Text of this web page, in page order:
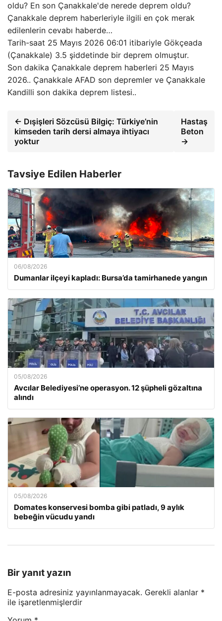
oldu? En son Çanakkale'de nerede deprem oldu?
Çanakkale deprem haberleriyle ilgili en çok merak
edilenlerin cevabı haberde…
Tarih-saat 25 Mayıs 2026 06:01 itibariyle Gökçeada
(Çanakkale) 3.5 şiddetinde bir deprem olmuştur.
Son dakika Çanakkale deprem haberleri 25 Mayıs
2026.. Çanakkale AFAD son depremler ve Çanakkale
Kandilli son dakika deprem listesi..
← Dışişleri Sözcüsü Bilgiç: Türkiye’nin
kimseden tarih dersi almaya ihtiyacı
yoktur
Hastaş
Beton
→
Tavsiye Edilen Haberler
06/08/2026
Dumanlar ilçeyi kapladı: Bursa’da tamirhanede yangın
05/08/2026
Avcılar Belediyesi’ne operasyon. 12 şüpheli gözaltına
alındı
05/08/2026
Domates konservesi bomba gibi patladı, 9 aylık
bebeğin vücudu yandı
Bir yanıt yazın
E-posta adresiniz yayınlanmayacak. Gerekli alanlar *
ile işaretlenmişlerdir